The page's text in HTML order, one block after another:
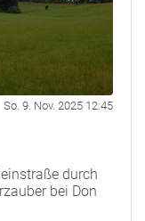
So. 9. Nov. 2025 12:45
durch
bei Don